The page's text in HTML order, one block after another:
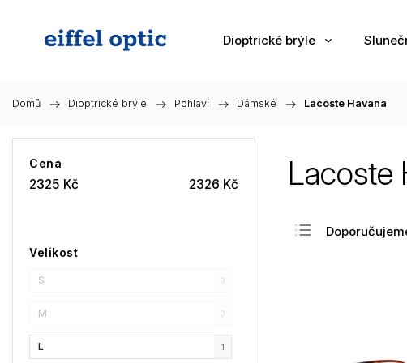
Dioptrické brýle
Domů / Dioptrické brýle / Pohlaví / Dámské / Lacoste Havana
Cena
2325 Kč 2326 Kč
Velikost
S 0
M 0
L 1
Lacoste